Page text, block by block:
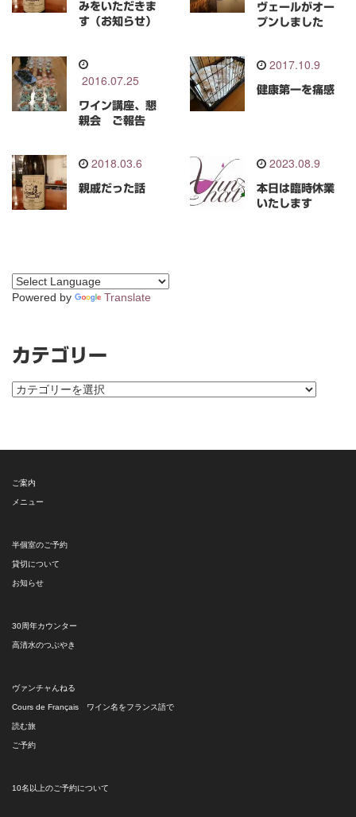
みをいただきま
す（お知らせ）
ヴェールがオー
プンしました
2016.07.25
ワイン講座、懇
親会 ご報告
2017.10.9
健康第一を痛感
2018.03.6
親戚だった話
2023.08.9
本日は臨時休業
いたします
Powered by Translate
カテゴリー
カ
ー
ご案内
メニュー
半個室のご予約
貸切について
お知らせ
30周年カウンター
高清水のつぶやき
ヴァンチャんねる
Cours de Français ワイン名をフランス語で
読む旅
ご予約
10名以上のご予約について